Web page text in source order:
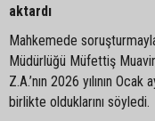
aktardı
Mahkemede
Müdürlüğü Müfettiş
Z.A.’nın 2026 yılının Ocak
birlikte olduklarını söyledi.